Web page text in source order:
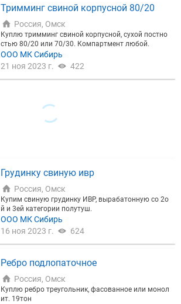
Тримминг свиной корпусной 80/20
Россия, Омск
Куплю тримминг свиной корпусной, сухой постно
стью 80/20 или 70/30. Компартмент любой.
ООО МК Сибирь
21 ноя 2023 г.
422
Грудинку свиную ивр
Россия, Омск
Купим свиную грудинку ИВР, вырабатонную со 2о
й и 3ей категории полутуш.
ООО МК Сибирь
16 ноя 2023 г.
624
Ребро подлопаточное
Россия, Омск
Куплю ребро треугольник, фасованное или монол
ит. 19тон